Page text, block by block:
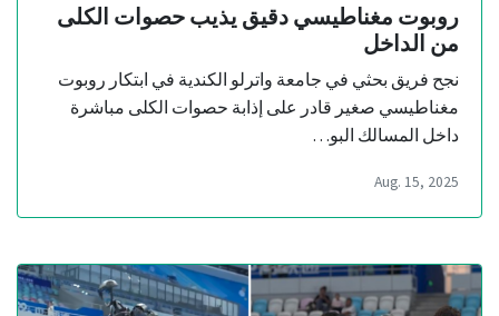
روبوت مغناطيسي دقيق يذيب حصوات الكلى
من الداخل
نجح فريق بحثي في جامعة واترلو الكندية في ابتكار روبوت
مغناطيسي صغير قادر على إذابة حصوات الكلى مباشرة
داخل المسالك البو…
Aug. 15, 2025